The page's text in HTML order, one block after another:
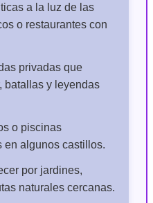
a la luz de las
o restaurantes con
privadas que
batallas y leyendas
o piscinas
en algunos castillos.
por jardines,
naturales cercanas.